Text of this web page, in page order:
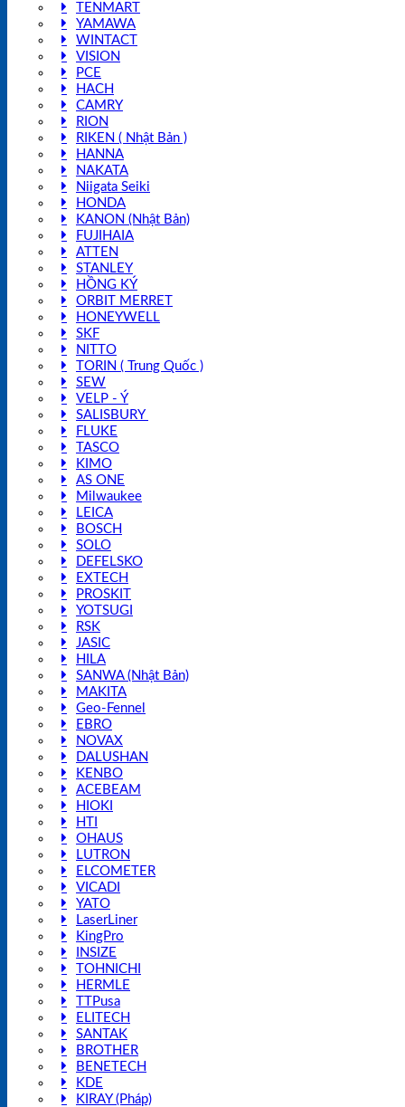
TENMART
YAMAWA
WINTACT
VISION
PCE
HACH
CAMRY
RION
RIKEN ( Nhật Bản )
HANNA
NAKATA
Niigata Seiki
HONDA
KANON (Nhật Bản)
FUJIHAIA
ATTEN
STANLEY
HỒNG KÝ
ORBIT MERRET
HONEYWELL
SKF
NITTO
TORIN ( Trung Quốc )
SEW
VELP - Ý
SALISBURY
FLUKE
TASCO
KIMO
AS ONE
Milwaukee
LEICA
BOSCH
SOLO
DEFELSKO
EXTECH
PROSKIT
YOTSUGI
RSK
JASIC
HILA
SANWA (Nhật Bản)
MAKITA
Geo-Fennel
EBRO
NOVAX
DALUSHAN
KENBO
ACEBEAM
HIOKI
HTI
OHAUS
LUTRON
ELCOMETER
VICADI
YATO
LaserLiner
KingPro
INSIZE
TOHNICHI
HERMLE
TTPusa
ELITECH
SANTAK
BROTHER
BENETECH
KDE
KIRAY (Pháp)